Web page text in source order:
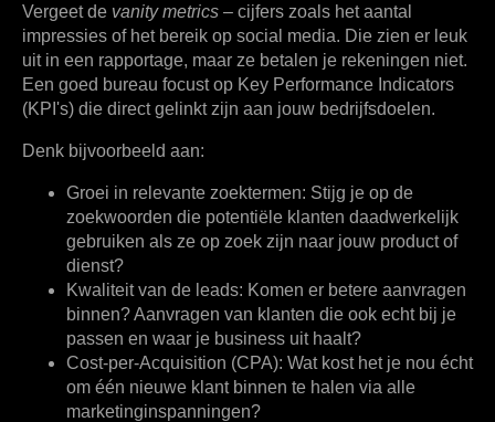
Vergeet de vanity metrics – cijfers zoals het aantal
impressies of het bereik op social media. Die zien er leuk
uit in een rapportage, maar ze betalen je rekeningen niet.
Een goed bureau focust op Key Performance Indicators
(KPI's) die direct gelinkt zijn aan jouw bedrijfsdoelen.
Denk bijvoorbeeld aan:
Groei in relevante zoektermen: Stijg je op de
zoekwoorden die potentiële klanten daadwerkelijk
gebruiken als ze op zoek zijn naar jouw product of
dienst?
Kwaliteit van de leads: Komen er betere aanvragen
binnen? Aanvragen van klanten die ook echt bij je
passen en waar je business uit haalt?
Cost-per-Acquisition (CPA): Wat kost het je nou écht
om één nieuwe klant binnen te halen via alle
marketinginspanningen?